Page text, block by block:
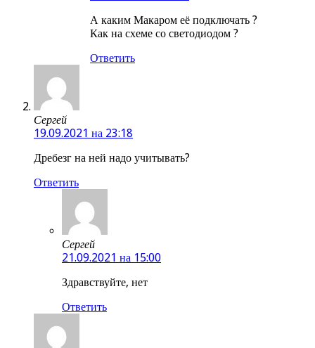
А каким Макаром её подключать ?
Как на схеме со светодиодом ?
Ответить
Сергей
19.09.2021 на 23:18
Дребезг на ней надо учитывать?
Ответить
Сергей
21.09.2021 на 15:00
Здравствуйте, нет
Ответить